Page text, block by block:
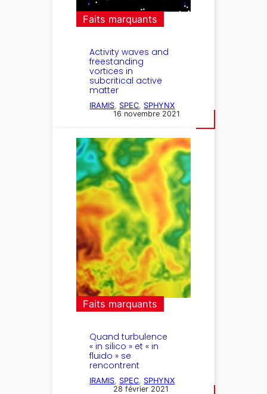
Faits marquants
Activity waves and
freestanding
vortices in
subcritical active
matter
IRAMIS, SPEC, SPHYNX
16 novembre 2021
Faits marquants
Quand turbulence
« in silico » et « in
fluido » se
rencontrent
IRAMIS SPEC SPHYNX
28 février 2021